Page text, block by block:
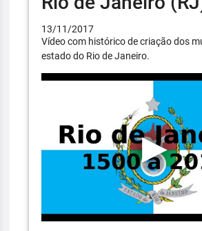
13/11/2017
Vídeo com histórico de criação dos
estado do Rio de Janeiro.